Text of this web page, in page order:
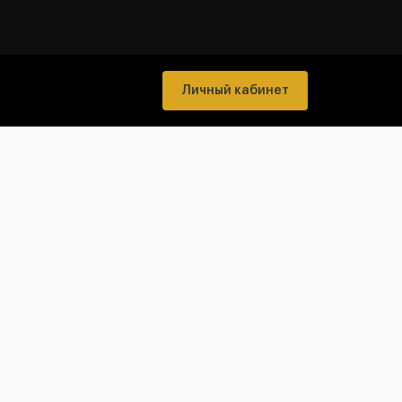
Личный кабинет